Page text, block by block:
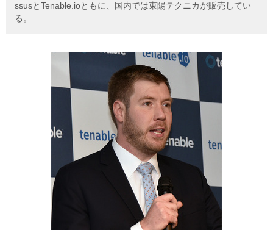
ssusとTenable.ioともに、国内では東陽テクニカが販売してい
る。